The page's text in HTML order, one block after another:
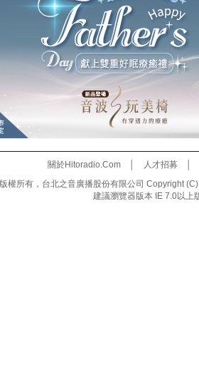
關於Hitoradio.Com│ 人才招募
版權所有，台北之音廣播股份有限公司 Copyright
建議瀏覽器版本 IE 7.0以上